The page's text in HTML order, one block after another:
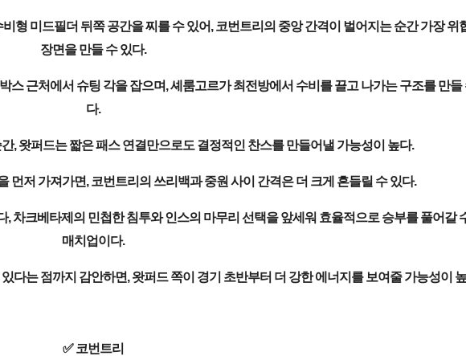
형 미드필더 뒤쪽 공간을 찌를 수 있어, 코번트리의 중앙 간격이 벌어지는 순간 가장 위
장면을 만들 수 있다.
스 근처에서 슈팅 각을 잡으며, 셰룸고르가 최전방에서 수비를 끌고 나가는 구조를 만들
다.
, 왓퍼드는 짧은 패스 연결만으로도 결정적인 찬스를 만들어낼 가능성이 높다.
먼저 가져가면, 코번트리의 쓰리백과 중원 사이 간격은 더 크게 흔들릴 수 있다.
차크베타제의 민첩한 침투와 인스의 마무리 선택을 앞세워 효율적으로 승부를 풀어갈
매치업이다.
다는 점까지 감안하면, 왓퍼드 쪽이 경기 초반부터 더 강한 에너지를 보여줄 가능성이
✅ 코번트리